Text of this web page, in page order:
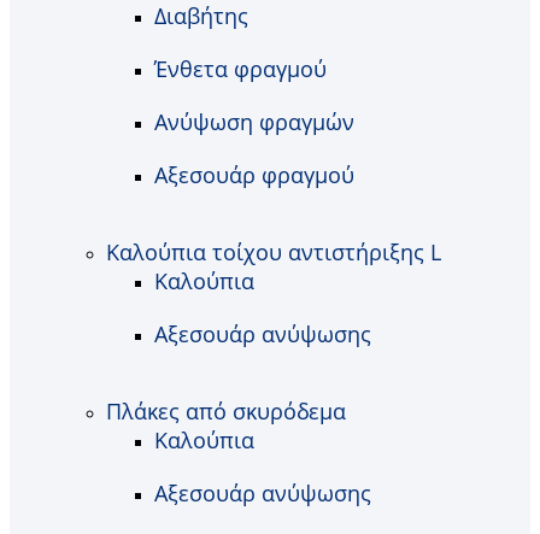
Διαβήτης
Ένθετα φραγμού
Ανύψωση φραγμών
Αξεσουάρ φραγμού
Καλούπια τοίχου αντιστήριξης L
Καλούπια
Αξεσουάρ ανύψωσης
Πλάκες από σκυρόδεμα
Καλούπια
Αξεσουάρ ανύψωσης